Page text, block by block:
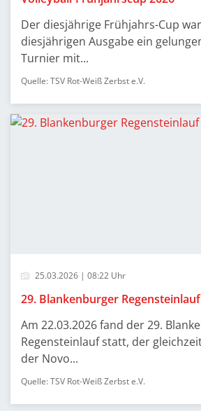
Der diesjährige Frühjahrs-Cup
diesjährigen Ausgabe ein
Turnier mit...
Quelle: TSV Rot-Weiß Zerbst e.V.
25.03.2026 | 08:22 Uhr
29. Blankenburger Regensteinlauf
Am 22.03.2026 fand der 29.
Regensteinlauf statt, der
der Novo...
Quelle: TSV Rot-Weiß Zerbst e.V.